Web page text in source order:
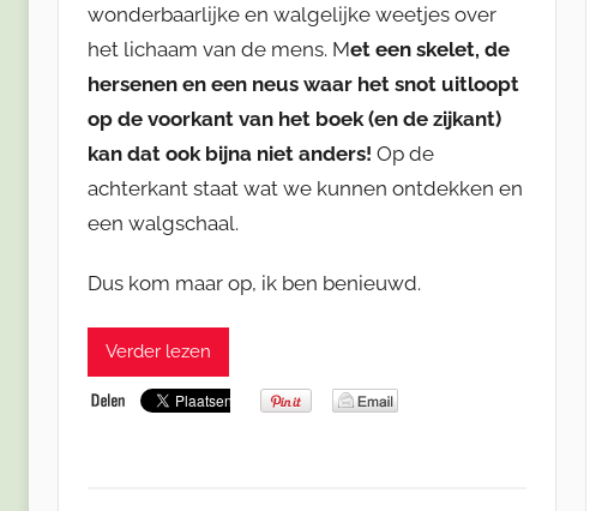
wonderbaarlijke en walgelijke weetjes over
het lichaam van de mens. Met een skelet, de
hersenen en een neus waar het snot uitloopt
op de voorkant van het boek (en de zijkant)
kan dat ook bijna niet anders! Op de
achterkant staat wat we kunnen ontdekken en
een walgschaal.
Dus kom maar op, ik ben benieuwd.
Verder lezen